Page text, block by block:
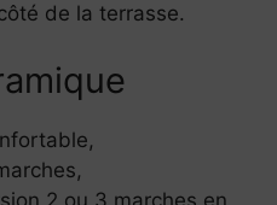
de la terrasse.
2 ou 3 marches en